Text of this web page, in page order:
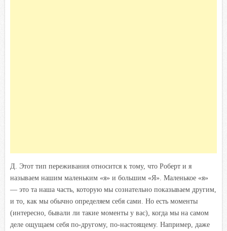
Д. Этот тип переживания относится к тому, что Роберт и я
называем нашим маленьким «я» и большим «Я». Маленькое «я»
— это та наша часть, которую мы сознательно показываем другим,
и то, как мы обычно определяем себя сами. Но есть моменты
(интересно, бывали ли такие моменты у вас), когда мы на самом
деле ощущаем себя по-другому, по-настоящему. Например, даже